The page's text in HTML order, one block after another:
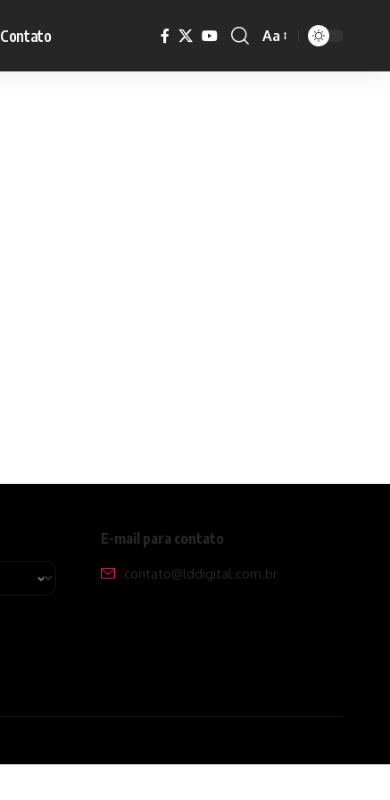
Contato Aa
E-mail para contato
contato@lddigital.com.br